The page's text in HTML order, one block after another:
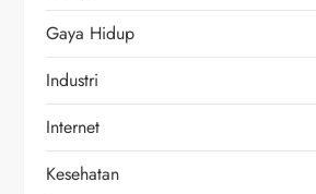
Gaya Hidup
Industri
Internet
Kesehatan